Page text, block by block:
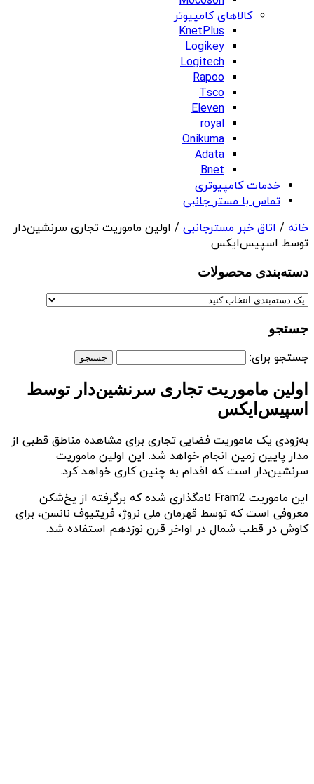
کالاهای کامپیوتر
KnetPlus
Logikey
Logitech
Rapoo
Tsco
Eleven
royal
Onikuma
Adata
Bnet
خدمات کامپیوتری
تماس با مستر جانبی
خانه / اتاق خبر مسترجانبی / اولین ماموریت تجاری سرنشین‌دار
توسط اسپیس‌ایکس
دسته‌بندی‌ محصولات
جستجو
جستجو برای:
اولین ماموریت تجاری سرنشین‌دار توسط
اسپیس‌ایکس
به‌زودی یک ماموریت فضایی تجاری برای مشاهده مناطق قطبی از
مدار پایین زمین انجام خواهد شد. این اولین ماموریت
سرنشین‌دار است که اقدام به چنین کاری خواهد کرد.
این ماموریت Fram2 نامگذاری شده که برگرفته از یخ‌شکن
معروفی است که توسط قهرمان ملی نروژ، فریتیوف نانسن، برای
کاوش در قطب شمال در اواخر قرن نوزدهم استفاده شد.